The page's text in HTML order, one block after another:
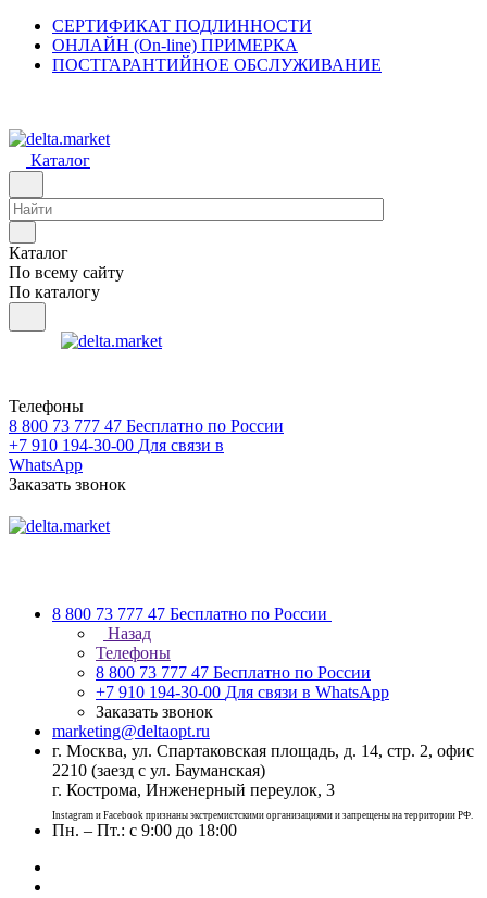
СЕРТИФИКАТ ПОДЛИННОСТИ
ОНЛАЙН (On-line) ПРИМЕРКА
ПОСТГАРАНТИЙНОЕ ОБСЛУЖИВАНИЕ
Каталог
Каталог
По всему сайту
По каталогу
Телефоны
8 800 73 777 47 Бесплатно по России
+7 910 194-30-00 Для связи в
WhatsApp
Заказать звонок
8 800 73 777 47 Бесплатно по России
Назад
Телефоны
8 800 73 777 47 Бесплатно по России
+7 910 194-30-00 Для связи в WhatsApp
Заказать звонок
marketing@deltaopt.ru
г. Москва, ул. Спартаковская площадь, д. 14, стр. 2, офис
2210 (заезд с ул. Бауманская)
г. Кострома, Инженерный переулок, 3
Instagram и Facebook признаны экстремистскими организациями и запрещены на территории РФ.
Пн. – Пт.: с 9:00 до 18:00